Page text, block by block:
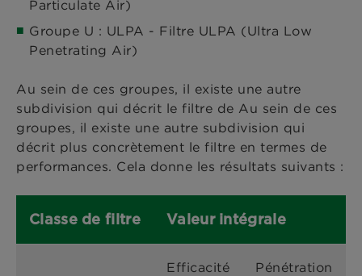
Particulate Air)
Groupe U : ULPA - Filtre ULPA (Ultra Low
Penetrating Air)
Au sein de ces groupes, il existe une autre
subdivision qui décrit le filtre de Au sein de ces
groupes, il existe une autre subdivision qui
décrit plus concrètement le filtre en termes de
performances. Cela donne les résultats suivants :
Classe de filtre Valeur intégrale
Efficacité
Pénétration